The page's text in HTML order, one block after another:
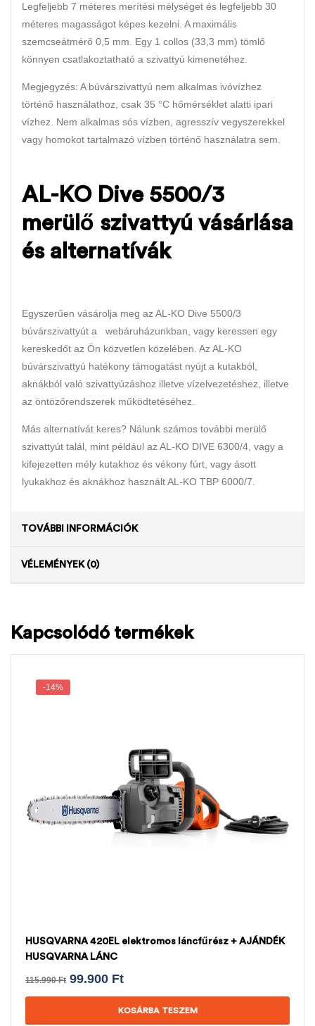
Legfeljebb 7 méteres merítési mélységet és legfeljebb 30
méteres magasságot képes kezelni. A maximális
szemcseátmérő 0,5 mm. Egy 1 collos (33,3 mm) tömlő
könnyen csatlakoztatható a szivattyú kimenetéhez.
Megjegyzés: A búvárszivattyú nem alkalmas ivóvízhez
történő használathoz, csak 35 °C hőmérséklet alatti ipari
vízhez. Nem alkalmas sós vízben, agresszív vegyszerekkel
vagy homokot tartalmazó vízben történő használatra sem.
AL-KO Dive 5500/3
merülő szivattyú vásárlása
és alternatívák
Egyszerűen vásárolja meg az AL-KO Dive 5500/3
búvárszivattyút a webáruházunkban, vagy keressen egy
kereskedőt az Ön közvetlen közelében. Az AL-KO
búvárszivattyú hatékony támogatást nyújt a kutakból,
aknákból való szivattyúzáshoz illetve vízelvezetéshez, illetve
az öntözőrendszerek működtetéséhez.
Más alternatívát keres? Nálunk számos további merülő
szivattyút talál, mint például az AL-KO DIVE 6300/4, vagy a
kifejezetten mély kutakhoz és vékony fúrt, vagy ásott
lyukakhoz és aknákhoz használt AL-KO TBP 6000/7.
TOVÁBBI INFORMÁCIÓK
VÉLEMÉNYEK (0)
Kapcsolódó termékek
-14%
HUSQVARNA 420EL elektromos láncfűrész + AJÁNDÉK
HUSQVARNA LÁNC
115.990Ft 99.900 Ft
KOSÁRBA TESZEM